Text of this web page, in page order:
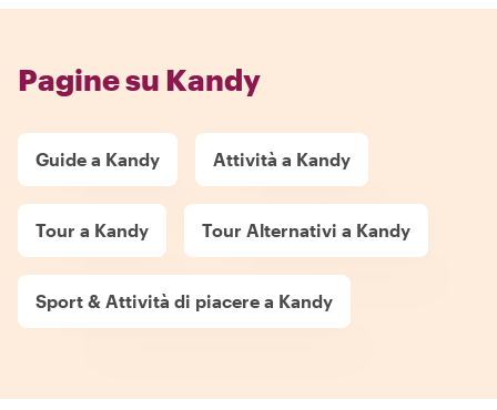
Pagine su Kandy
Guide a Kandy Attività a Kandy
Tour a Kandy Tour Alternativi a Kandy
Sport & Attività di piacere a Kandy